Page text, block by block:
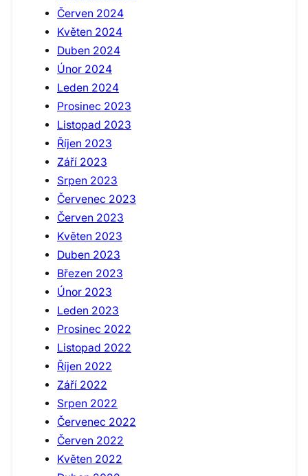
Červen 2024
Květen 2024
Duben 2024
Únor 2024
Leden 2024
Prosinec 2023
Listopad 2023
Říjen 2023
Září 2023
Srpen 2023
Červenec 2023
Červen 2023
Květen 2023
Duben 2023
Březen 2023
Únor 2023
Leden 2023
Prosinec 2022
Listopad 2022
Říjen 2022
Září 2022
Srpen 2022
Červenec 2022
Červen 2022
Květen 2022